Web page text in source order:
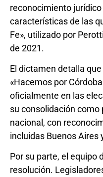
reconocimiento
características de las
Fe», utilizado por
de 2021.
El dictamen detalla
«Hacemos por
oficialmente en las
su consolidación
nacional, con
incluidas Buenos Aires
Por su parte, el equipo
resolución.